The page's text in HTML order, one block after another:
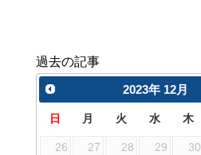
過去の記事
2023年 12月
日 月 火 水 木
26 27 28 29 30